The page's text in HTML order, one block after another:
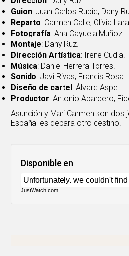
Guion: Juan Carlos Rubio; Dany
Reparto: Carmen Calle; Olivia
Fotografía: Ana Cayuela Muñoz.
Montaje: Dany Ruz.
Dirección Artística: Irene Cudia.
Música: Daniel Herrera Torres.
Sonido: Javi Rivas; Francis Rosa.
Diseño de cartel : Álvaro Aspe.
Productor: Antonio Aparcero;
Asunción y Mari Carmen son dos
España les depara otro destino.
Disponible en
JustWatch.com